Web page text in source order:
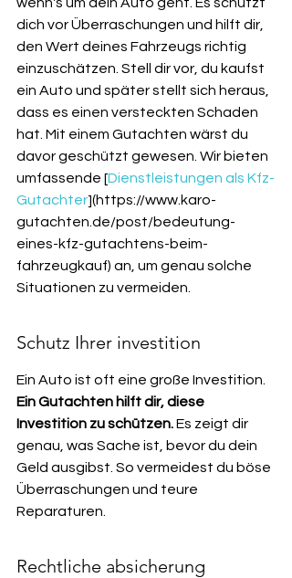
dich vor Überraschungen und hilft dir,
den Wert deines Fahrzeugs richtig
einzuschätzen. Stell dir vor, du kaufst
ein Auto und später stellt sich heraus,
dass es einen versteckten Schaden
hat. Mit einem Gutachten wärst du
davor geschützt gewesen. Wir bieten
umfassende [Dienstleistungen als Kfz-
Gutachter](https://www.karo-
gutachten.de/post/bedeutung-
eines-kfz-gutachtens-beim-
fahrzeugkauf) an, um genau solche
Situationen zu vermeiden.
Schutz Ihrer investition
Ein Auto ist oft eine große Investition.
Ein Gutachten hilft dir, diese
Investition zu schützen. Es zeigt dir
genau, was Sache ist, bevor du dein
Geld ausgibst. So vermeidest du böse
Überraschungen und teure
Reparaturen.
Rechtliche absicherung